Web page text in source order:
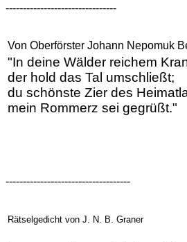
--------------------------------
Von Oberförster Johann Nepomuk
"In deine Wälder reichem
der hold das Tal umschließt;
du schönste Zier des
mein Rommerz sei gegrüßt."
------------------------------------
Rätselgedicht von J. N. B. Graner